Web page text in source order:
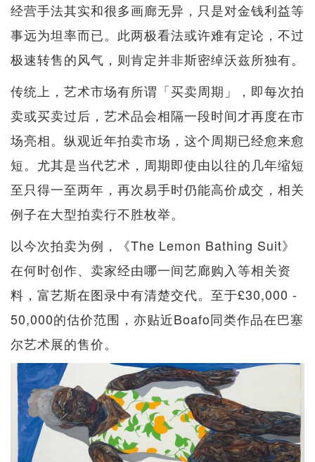
经营手法其实和很多画廊无异，只是对金钱利益等
事远为坦率而已。此两极看法或许难有定论，不过
极速转售的风气，则肯定并非斯密绰沃兹所独有。
传统上，艺术市场有所谓「买卖周期」，即每次拍
卖或买卖过后，艺术品会相隔一段时间才再度在市
场亮相。纵观近年拍卖市场，这个周期已经愈来愈
短。尤其是当代艺术，周期即使由以往的几年缩短
至只得一至两年，再次易手时仍能高价成交，相关
例子在大型拍卖行不胜枚举。
以今次拍卖为例，《The Lemon Bathing Suit》
在何时创作、卖家经由哪一间艺廊购入等相关资
料，富艺斯在图录中有清楚交代。至于£30,000 -
50,000的估价范围，亦贴近Boafo同类作品在巴塞
尔艺术展的售价。